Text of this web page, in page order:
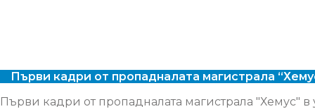
Първи кадри от пропадналата магистрала
Първи кадри от пропадналата магистрала "Хемус" в